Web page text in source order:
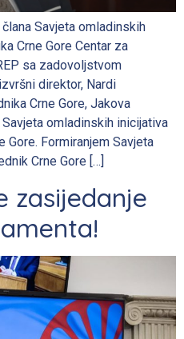
Savjeta omladinskih
Crne Gore Centar za
sa zadovoljstvom
direktor, Nardi
Crne Gore, Jakova
omladinskih inicijativa
Gore. Formiranjem Savjeta
Crne Gore […]
zasijedanje